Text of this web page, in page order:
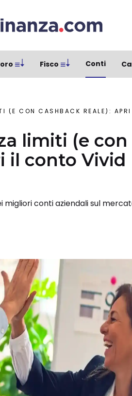
Fisco Conti
CASHBACK REALE): APRI IL CONTO VIVID
limiti (e con
il conto Vivid
conti aziendali sul